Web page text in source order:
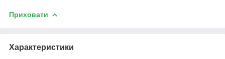
Приховати
Характеристики